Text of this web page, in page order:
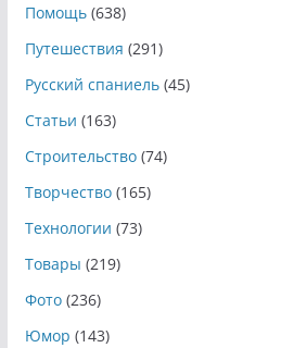
Помощь(638)
Путешествия (291)
Русский спаниель(45)
Статьи (163)
Строительство(74)
Творчество(165)
Технологии (73)
Товары (219)
Фото(236)
Юмор (143)